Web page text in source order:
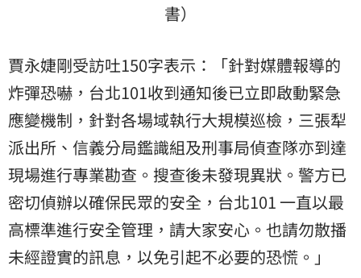
書）
賈永婕剛受訪吐150字表示：「針對媒體報導的
炸彈恐嚇，台北101收到通知後已立即啟動緊急
應變機制，針對各場域執行大規模巡檢，三張犁
派出所、信義分局鑑識組及刑事局偵查隊亦到達
現場進行專業勘查。搜查後未發現異狀。警方已
密切偵辦以確保民眾的安全，台北101 一直以最
高標準進行安全管理，請大家安心。也請勿散播
未經證實的訊息，以免引起不必要的恐慌。」